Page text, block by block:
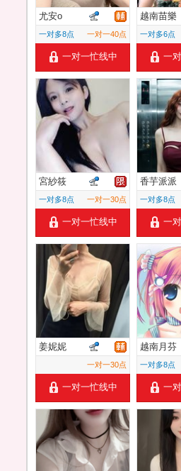
尤安o
一对多8点 一对一40点
一对一忙线中
越南苗樂
一对多6点
一
宮紗筱
一对多8点 一对一30点
一对一忙线中
香芋派派
一对多8点
一
姜妮妮
一对一30点
一对一忙线中
越南月芬
一对多8点
一